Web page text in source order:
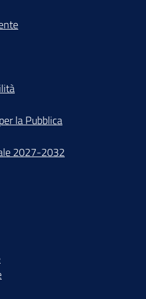
la Pubblica
2027-2032